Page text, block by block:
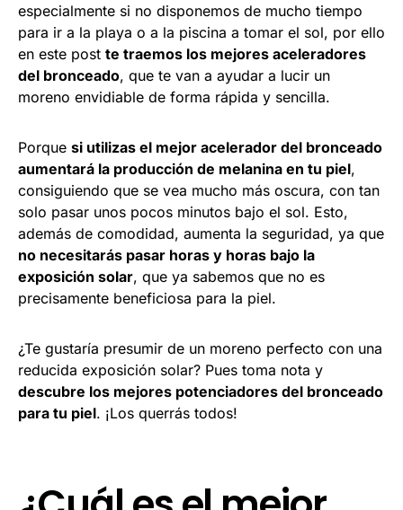
especialmente si no disponemos de mucho tiempo
para ir a la playa o a la piscina a tomar el sol, por ello
en este post te traemos los mejores aceleradores
del bronceado, que te van a ayudar a lucir un
moreno envidiable de forma rápida y sencilla.
Porque si utilizas el mejor acelerador del bronceado
aumentará la producción de melanina en tu piel,
consiguiendo que se vea mucho más oscura, con tan
solo pasar unos pocos minutos bajo el sol. Esto,
además de comodidad, aumenta la seguridad, ya que
no necesitarás pasar horas y horas bajo la
exposición solar, que ya sabemos que no es
precisamente beneficiosa para la piel.
¿Te gustaría presumir de un moreno perfecto con una
reducida exposición solar? Pues toma nota y
descubre los mejores potenciadores del bronceado
para tu piel. ¡Los querrás todos!